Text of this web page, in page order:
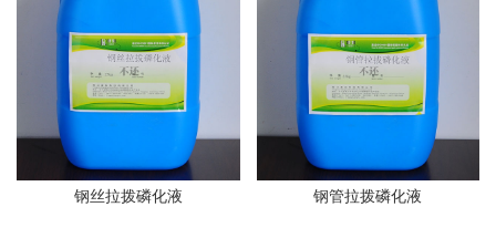
钢丝拉拨磷化液 钢管拉拨磷化液